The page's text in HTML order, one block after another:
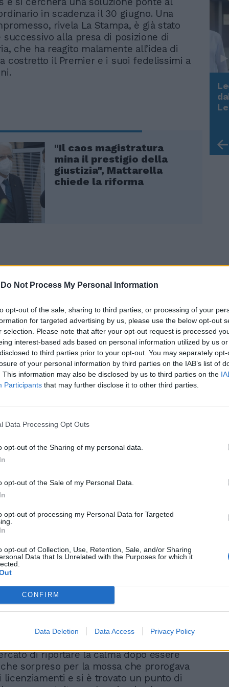
Do Not Process My Personal Information
opt-out of the sale, sharing to third parties, or processing of your
for targeted advertising by us, please use the below opt-out
selection. Please note that after your opt-out request is processed
interest-based ads based on personal information utilized by us
to third parties prior to your opt-out. You may separately
of your personal information by third parties on the IAB’s list of
This information may also be disclosed by us to third parties on the
Participants that may further disclose it to other third parties.
Data Processing Opt Outs
opt-out of the Sharing of my personal data.
opt-out of the Sale of my Personal Data.
opt-out of processing my Personal Data for Targeted
opt-out of Collection, Use, Retention, Sale, and/or Sharing
Data that Is Unrelated with the Purposes for which it
CONFIRM
Data Deletion Data Access Privacy Policy
in scadenza il 30 giugno. Una
rivela La Stampa, è già stato
successivo alla presa di posizione di
che ha reagito malamente all’idea di
costretto il Premier e i suoi fedelissimi a
"Il caos magistratura
mina il prestigio della
giustizia", Mattarella
chiede la riforma
quanto riferiscono fonti di Palazzo Chigi,
del Pd non sarebbe mai stata
dal consiglio dei ministri, né tantomeno
“Dal dicastero ci sono state
modifiche minori di carattere tecnico”.
la bozza trasmessa alle parti sociali
una norma giudicata inaccettabile
Il ministero del Lavoro smentisce però
“La norma è stata discussa e
unanimità dal Consiglio”.
partite Iva
retroscena e smentite il Governo
scossoni sulla questioni e c’è una forte
le dimissioni, accusato da
di riportare la calma dopo essere
sorpreso per la mossa che prorogava
licenziamenti e si è trovato un punto di